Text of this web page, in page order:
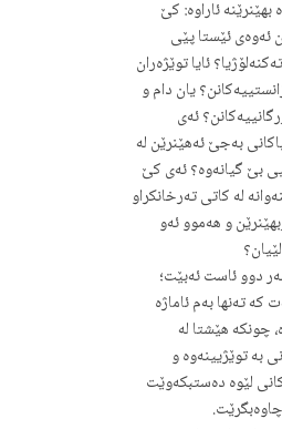
ئاراوە: کێ
ئەوەی ئێستا پێی
ئایا توێژەران
یان دام و
ئەی
بەجێ ئەهێنرێن لە
بێ گیانەوە؟ ئەی کێ
لە کاتی تەرخانکراو
و هەموو ئەو
دوو ئاست ئەبێت؛
تەنها بەم ئاماژە
چونکە هێشتا لە
بە توێژیینەوە و
لێوە دەستبکەوێت